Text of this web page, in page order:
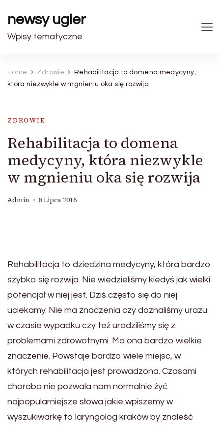
newsy ugier
Wpisy tematyczne
Home Zdrowie
Rehabilitacja to domena medycyny,
która niezwykle w mgnieniu oka się rozwija
ZDROWIE
Rehabilitacja to domena
medycyny, która niezwykle
w mgnieniu oka się rozwija
Admin 8 Lipca 2016
Rehabilitacja to dziedzina medycyny, która bardzo
szybko się rozwija. Nie wiedzieliśmy kiedyś jak wielki
potencjał w niej jest. Dziś często się do niej
uciekamy. Nie ma znaczenia czy doznaliśmy urazu
w czasie wypadku czy też urodziliśmy się z
problemami zdrowotnymi. Ma ona bardzo wielkie
znaczenie. Powstaje bardzo wiele miejsc, w
których rehabilitacja jest prowadzona. Czasami
choroba nie pozwala nam normalnie żyć
najpopularniejsze słowa jakie wpiszemy w
wyszukiwarkę to laryngolog kraków by znaleść